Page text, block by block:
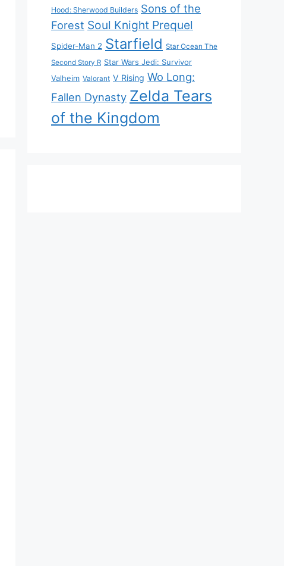
Hood: Sherwood Builders Sons of the
Forest Soul Knight Prequel
Spider-Man 2 Starfield Star Ocean The
Second Story R Star Wars Jedi: Survivor
Valheim Valorant V Rising Wo Long:
Fallen Dynasty Zelda Tears
of the Kingdom